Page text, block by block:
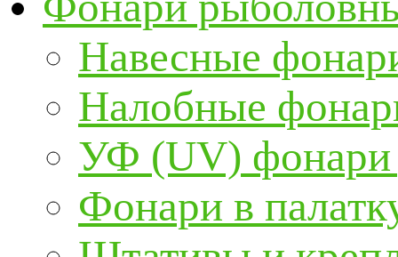
Навесные
Налобные
УФ (UV) фонари
Фонари в